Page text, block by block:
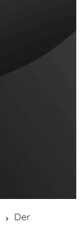
Der